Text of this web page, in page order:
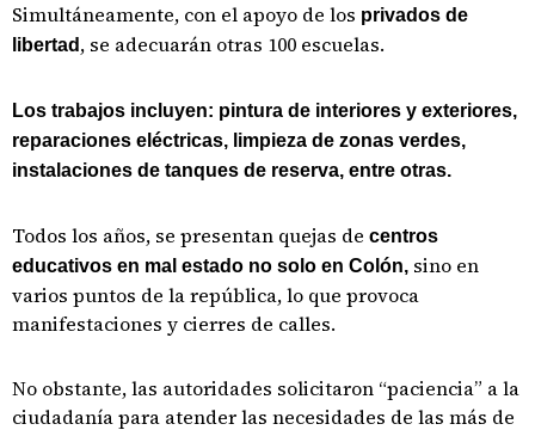
Simultáneamente, con el apoyo de los privados de
libertad , se adecuarán otras 100 escuelas.
Los trabajos incluyen: pintura de interiores y exteriores,
reparaciones eléctricas, limpieza de zonas verdes,
instalaciones de tanques de reserva, entre otras.
Todos los años, se presentan quejas de centros
educativos en mal estado no solo en Colón, sino en
varios puntos de la república, lo que provoca
manifestaciones y cierres de calles.
No obstante, las autoridades solicitaron “paciencia” a la
ciudadanía para atender las necesidades de las más de